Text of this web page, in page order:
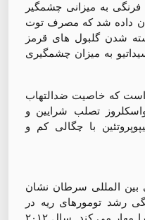
به میزانی چشمگیر
داده شد که مصرف توت
شدن گلبول های قرمز
به میزان چشمگیری
است که خاصیت ضدالتهاب
تصلب شرایین و
با چگالی کم و
المللی سرطان نشان
رشد تومورهای ریه در
موش های در معرض دود سیگار را مهار می کند. سال ۲۰۱۲